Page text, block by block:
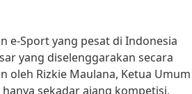
e-Sport yang pesat di Indonesia
yang diselenggarakan secara
oleh Rizkie Maulana, Ketua Umum
hanya sekadar ajang kompetisi,